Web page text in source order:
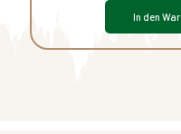
In den